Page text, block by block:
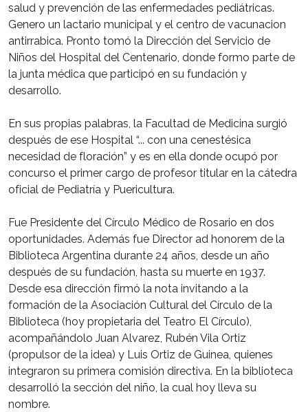
salud y prevención de las enfermedades pediátricas.
Genero un lactario municipal y el centro de vacunacion
antirrabica. Pronto tomó la Dirección del Servicio de
Niños del Hospital del Centenario, donde formo parte de
la junta médica que participó en su fundación y
desarrollo.
En sus propias palabras, la Facultad de Medicina surgió
después de ese Hospital “... con una cenestésica
necesidad de floración” y es en ella donde ocupó por
concurso el primer cargo de profesor titular en la cátedra
oficial de Pediatría y Puericultura.
Fue Presidente del Círculo Médico de Rosario en dos
oportunidades. Además fue Director ad honorem de la
Biblioteca Argentina durante 24 años, desde un año
después de su fundación, hasta su muerte en 1937.
Desde esa dirección firmó la nota invitando a la
formación de la Asociación Cultural del Círculo de la
Biblioteca (hoy propietaria del Teatro El Círculo),
acompañándolo Juan Alvarez, Rubén Vila Ortiz
(propulsor de la idea) y Luis Ortiz de Guinea, quienes
integraron su primera comisión directiva. En la biblioteca
desarrolló la sección del niño, la cual hoy lleva su
nombre.